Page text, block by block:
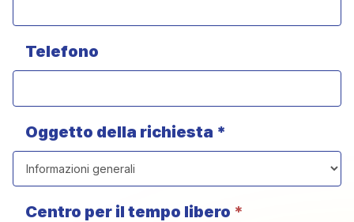
Telefono
Oggetto della richiesta *
Centro per il tempo libero *